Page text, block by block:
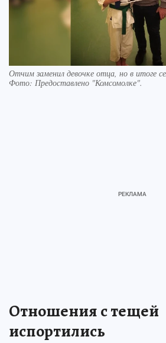
Отчим заменил девочке отца, но в итоге
Фото: Предоставлено "Комсомолке".
Отношения с тещей
испортились